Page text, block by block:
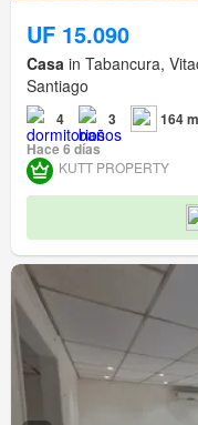
UF 15.090
Casa in Tabancura,
Santiago
4 3
164
Hace 6 días
KUTT PROPERTY